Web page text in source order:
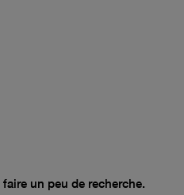
un peu de recherche.